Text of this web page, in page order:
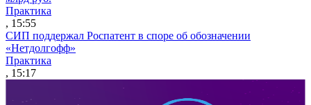
Практика
, 15:55
СИП поддержал Роспатент в споре об обозначении
«Нетдолгофф»
Практика
, 15:17